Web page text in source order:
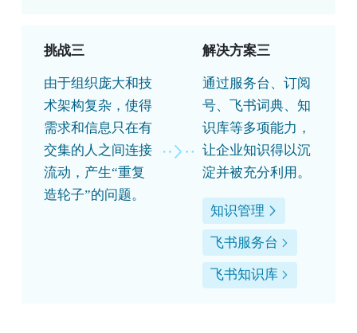
挑战三
由于组织庞大和技
术架构复杂，使得
需求和信息只在有
交集的人之间连接
流动，产生“重复
造轮子”的问题。
解决方案三
通过服务台、订阅
号、飞书词典、知
识库等多项能力，
让企业知识得以沉
淀并被充分利用。
知识管理
飞书服务台
飞书知识库